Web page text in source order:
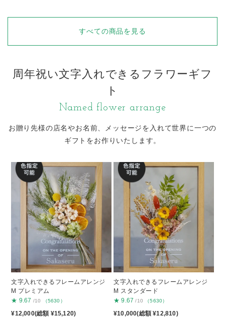
すべての商品を見る
周年祝い文字入れできるフラワーギフ
ト
Named flower arrange
お贈り先様の店名やお名前、メッセージを入れて世界に一つの
ギフトをお作りいたします。
文字入れできるフレームアレンジ
M プレミアム
★ 9.67 /10 （5630）
¥12,000(総額 ¥15,120)
文字入れできるフレームアレンジ
M スタンダード
★ 9.67 /10 （5630）
¥10,000(総額 ¥12,810)